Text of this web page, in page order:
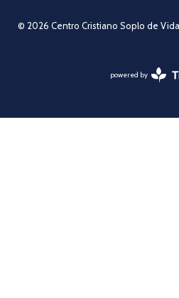
© 2026 Centro Cristiano Soplo de
powered by